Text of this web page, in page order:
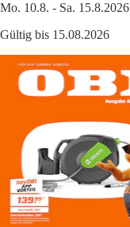
Mo. 10.8. - Sa. 15.8.2026
Gültig bis 15.08.2026